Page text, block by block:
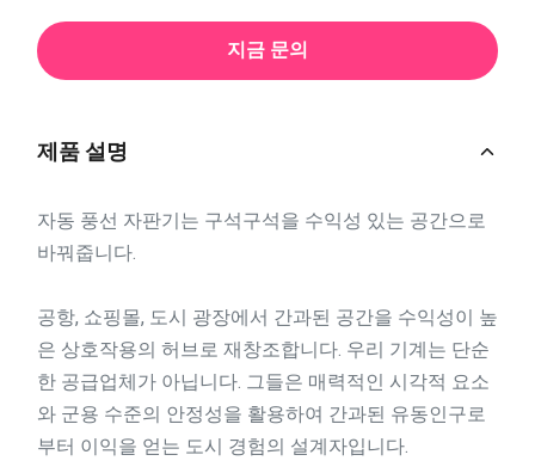
지금 문의
제품 설명
자동 풍선 자판기는 구석구석을 수익성 있는 공간으로
바꿔줍니다.
공항, 쇼핑몰, 도시 광장에서 간과된 공간을 수익성이 높
은 상호작용의 허브로 재창조합니다. 우리 기계는 단순
한 공급업체가 아닙니다. 그들은 매력적인 시각적 요소
와 군용 수준의 안정성을 활용하여 간과된 유동인구로
부터 이익을 얻는 도시 경험의 설계자입니다.